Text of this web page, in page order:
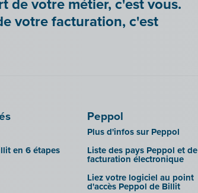
votre facturation, c'est
en 6 étapes
Peppol
Plus d'infos sur Peppol
Liste des pays Peppol et de
facturation électronique
Liez votre logiciel au point
d'accès Peppol de Billit